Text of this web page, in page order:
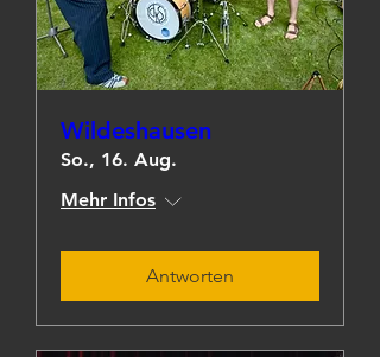
Wildeshausen
So., 16. Aug.
Mehr Infos
Antworten